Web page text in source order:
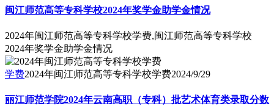
闽江师范高等专科学校2024年奖学金助学金情况
2024年闽江师范高等专科学校学费,闽江师范高等专科学校
2024年奖学金助学金情况
学费2024年闽江师范高等专科学校学费2024/9/29
丽江师范学院2024年云南高职（专科）批艺术体育类录取分数